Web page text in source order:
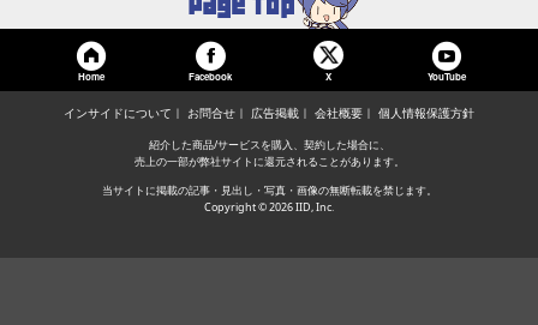
Home Facebook X YouTube
インサイドについて お問合せ 広告掲載 会社概要 個人情報保護方針
紹介した商品/サービスを購入、契約した場合に、
売上の一部が弊社サイトに還元されることがあります。
当サイトに掲載の記事・見出し・写真・画像の無断転載を禁じます。
Copyright © 2026 IID, Inc.